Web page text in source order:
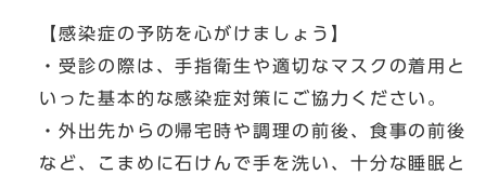
【感染症の予防を心がけましょう】
・受診の際は、手指衛生や適切なマスクの着用と
いった基本的な感染症対策にご協力ください。
・外出先からの帰宅時や調理の前後、食事の前後
など、こまめに石けんで手を洗い、十分な睡眠と